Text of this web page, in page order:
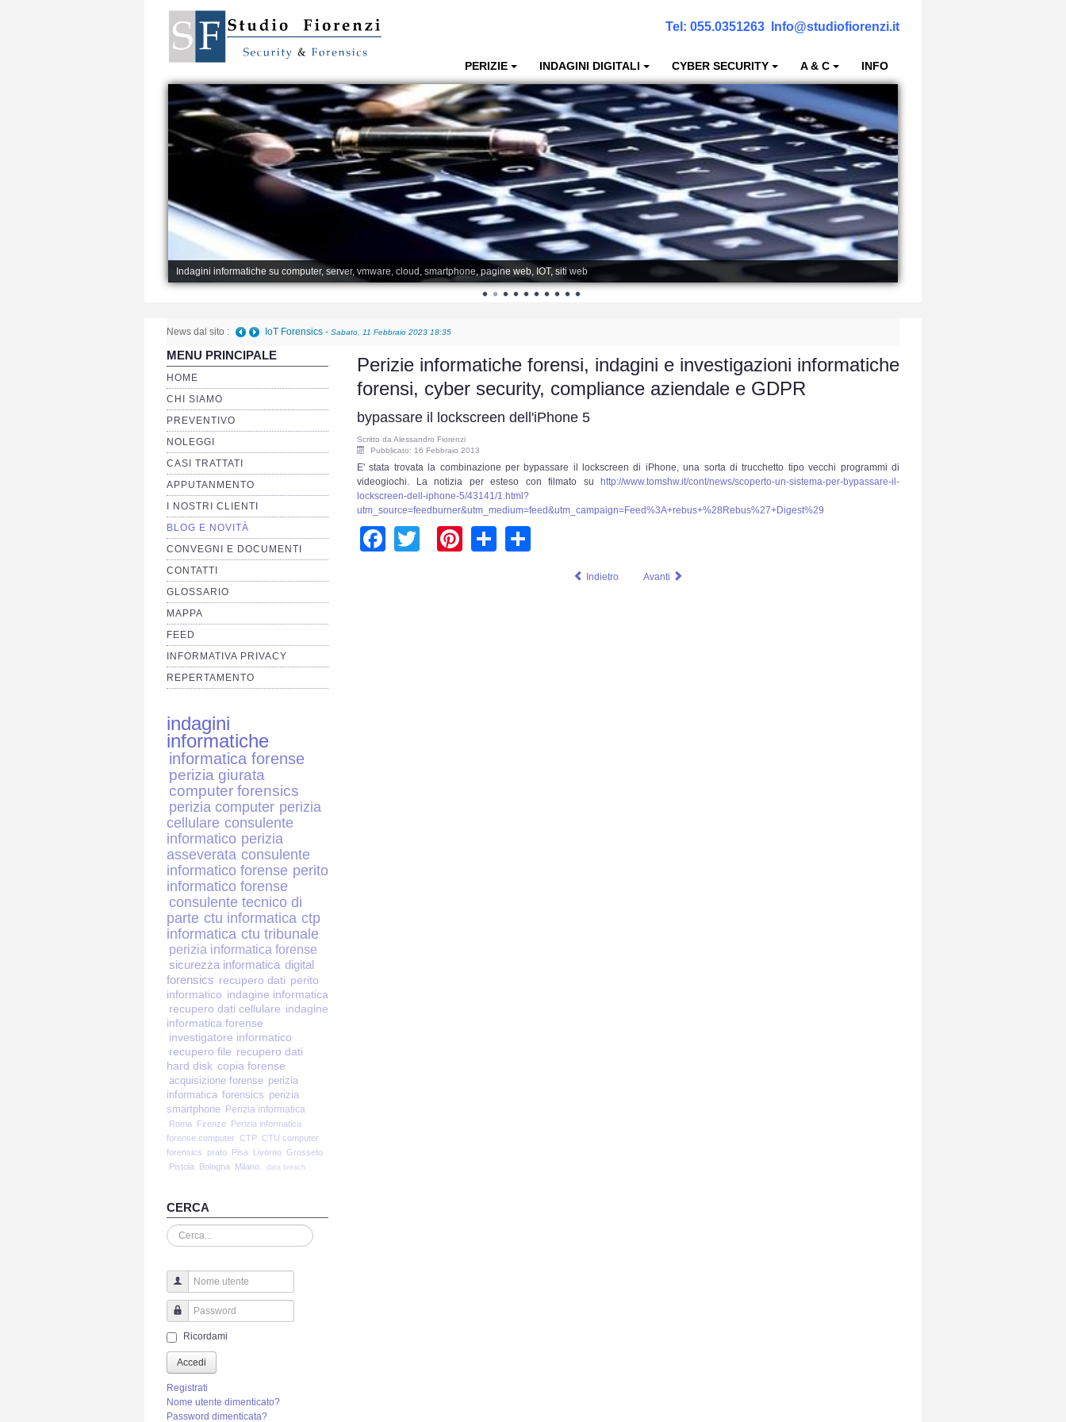
Tel: 055.0351263 Info@studiofiorenzi.it
PERIZIE INDAGINI DIGITALI CYBER SECURITY A & C INFO
Indagini informatiche su computer, server, vmware, cloud, smartphone, pagine web, IOT, siti web
News dal sito : IoT Forensics - Sabato, 11 Febbraio 2023 18:35
MENU PRINCIPALE
HOME
CHI SIAMO
PREVENTIVO
NOLEGGI
CASI TRATTATI
APPUTANMENTO
I NOSTRI CLIENTI
BLOG E NOVITÀ
CONVEGNI E DOCUMENTI
CONTATTI
GLOSSARIO
MAPPA
FEED
INFORMATIVA PRIVACY
REPERTAMENTO
indagini
informatiche
informatica forense
perizia giurata
computer forensics
perizia computer perizia
cellulare consulente
informatico perizia
asseverata consulente
informatico forense perito
informatico forense
consulente tecnico di
parte ctu informatica ctp
informatica ctu tribunale
perizia informatica forense
sicurezza informatica digital
forensics recupero dati perito
informatico indagine informatica
recupero dati cellulare indagine
informatica forense
investigatore informatico
recupero file recupero dati
hard disk copia forense
acquisizione forense perizia
informatica forensics perizia
smartphone Perizia informatica
Roma Firenze Perizia informatica
forense computer CTP CTU computer
forensics
prato Pisa Livorno Grosseto
Pistoia
Bologna Milano. data breach
CERCA
Cerca...
Nome utente
Password
Ricordami
Accedi
Registrati
Nome utente dimenticato?
Password dimenticata?
Perizie informatiche forensi, indagini e investigazioni informatiche
forensi, cyber security, compliance aziendale e GDPR
bypassare il lockscreen dell'iPhone 5
Scritto da Alessandro Fiorenzi
Pubblicato: 16 Febbraio 2013
E' stata trovata la combinazione per bypassare il lockscreen di iPhone, una sorta di trucchetto tipo vecchi programmi di
videogiochi. La notizia per esteso con filmato su http://www.tomshw.it/cont/news/scoperto-un-sistema-per-bypassare-il-
lockscreen-dell-iphone-5/43141/1.html?
utm_source=feedburner&utm_medium=feed&utm_campaign=Feed%3A+rebus+%28Rebus%27+Digest%29
Facebook
TwitterPinterest
Share
Indietro Avanti